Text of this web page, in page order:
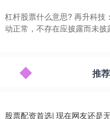
杠杆股票什么意思? 再升科技
动正常，不存在应披露而未披
推
股票配资首选| 现在网友还是